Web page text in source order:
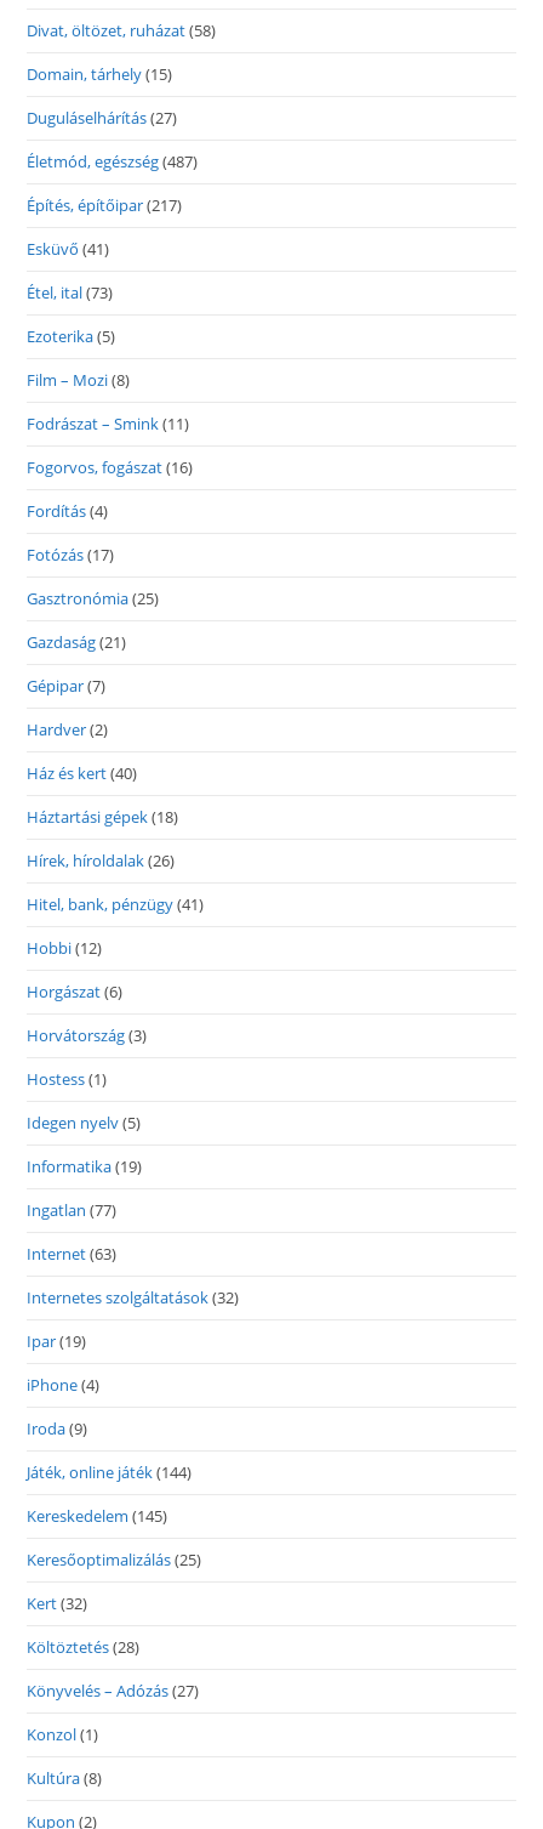
Divat, öltözet, ruházat(58)
Domain, tárhely(15)
Duguláselhárítás(27)
Életmód, egészség(487)
Építés, építőipar(217)
Esküvő (41)
Étel, ital(73)
Ezoterika(5)
Film – Mozi(8)
Fodrászat – Smink(11)
Fogorvos, fogászat(16)
Fordítás(4)
Fotózás(17)
Gasztronómia(25)
Gazdaság(21)
Gépipar(7)
Hardver(2)
Ház és kert(40)
Háztartási gépek(18)
Hírek, híroldalak(26)
Hitel, bank, pénzügy(41)
Hobbi(12)
Horgászat(6)
Horvátország(3)
Hostess(1)
Idegen nyelv(5)
Informatika(19)
Ingatlan (77)
Internet(63)
Internetes szolgáltatások(32)
Ipar(19)
iPhone(4)
Iroda(9)
Játék, online játék(144)
Kereskedelem (145)
Keresőoptimalizálás(25)
Kert(32)
Költöztetés(28)
Könyvelés – Adózás(27)
Konzol(1)
Kultúra(8)
Kupon (2)